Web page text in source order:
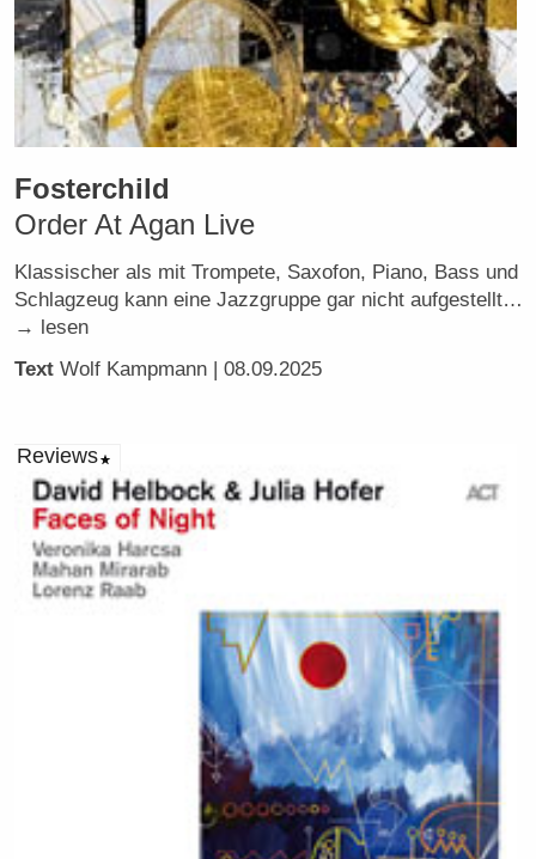
Fosterchild
Order At Agan Live
Klassischer als mit Trompete, Saxofon, Piano, Bass und
Schlagzeug kann eine Jazzgruppe gar nicht aufgestellt…
→ lesen
Text Wolf Kampmann | 08.09.2025
Reviews